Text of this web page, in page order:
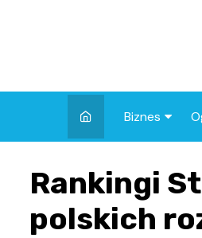
Biznes
Rankingi
polskich